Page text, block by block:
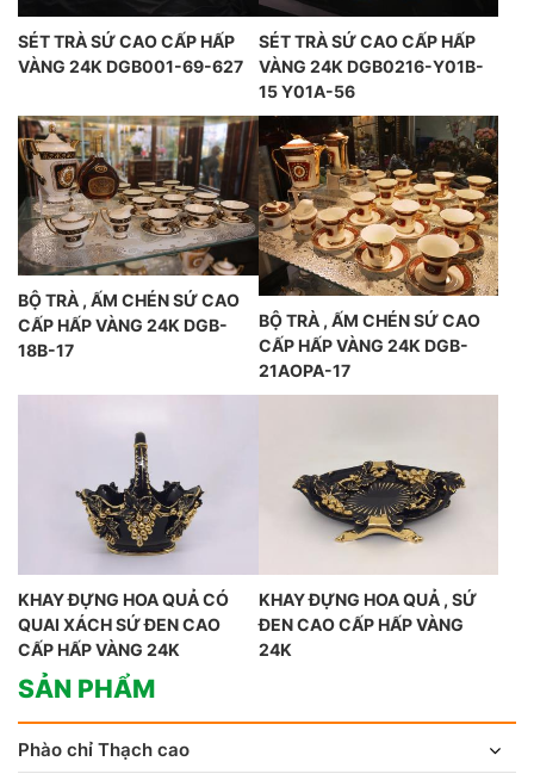
SÉT TRÀ SỨ CAO CẤP HẤP
VÀNG 24K DGB001-69-627
SÉT TRÀ SỨ CAO CẤP HẤP
VÀNG 24K DGB0216-Y01B-
15 Y01A-56
BỘ TRÀ , ẤM CHÉN SỨ CAO
CẤP HẤP VÀNG 24K DGB-
18B-17
BỘ TRÀ , ẤM CHÉN SỨ CAO
CẤP HẤP VÀNG 24K DGB-
21AOPA-17
KHAY ĐỰNG HOA QUẢ CÓ
QUAI XÁCH SỨ ĐEN CAO
CẤP HẤP VÀNG 24K
KHAY ĐỰNG HOA QUẢ , SỨ
ĐEN CAO CẤP HẤP VÀNG
24K
SẢN PHẨM
Phào chỉ Thạch cao